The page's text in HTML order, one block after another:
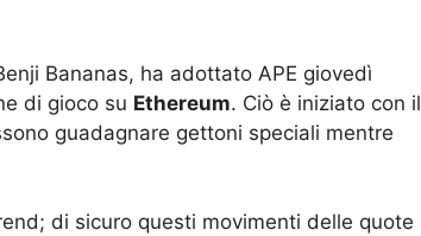
Bananas, ha adottato APE giovedì
di gioco su Ethereum. Ciò è iniziato con il
guadagnare gettoni speciali mentre
di sicuro questi movimenti delle quote